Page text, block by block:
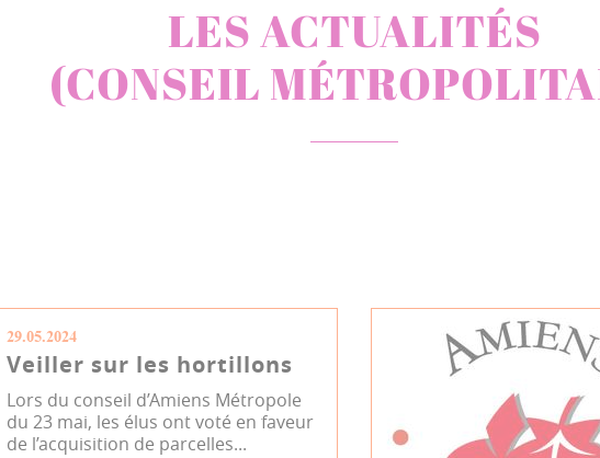
LES ACTUALITÉS
(CONSEIL
29.05.2024
Veiller sur les hortillons
Lors du conseil d’Amiens Métropole
du 23 mai, les élus ont voté en faveur
de l’acquisition de parcelles...